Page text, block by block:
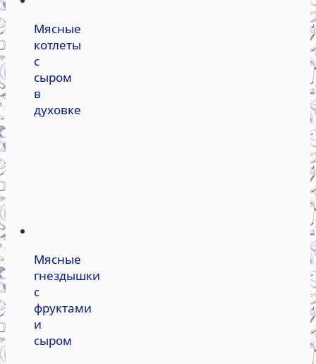
Мясные
котлеты
с
сыром
в
духовке
Мясные
гнездышки
с
фруктами
и
сыром